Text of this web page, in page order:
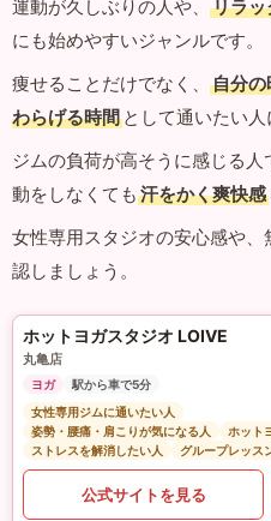
運動が久しぶりの人や、
リラッ
にも始めやすいジャンルです。
痩せることだけでなく、
自分の
わらげる時間 として通いたい人
ジムの負荷が高そうに感じる
動をしなくても 汗をかく爽快感
女性専用スタジオの安心感や
認しましょう。
ホットヨガスタジオ LOIVE
丸亀店
ヨガ
駅から車で5分
女性専用ジムに通いたい人
姿勢・腰痛・肩こりが気になる人
ホット
ストレスを解消したい人
グループレッス
公式サイトを見る